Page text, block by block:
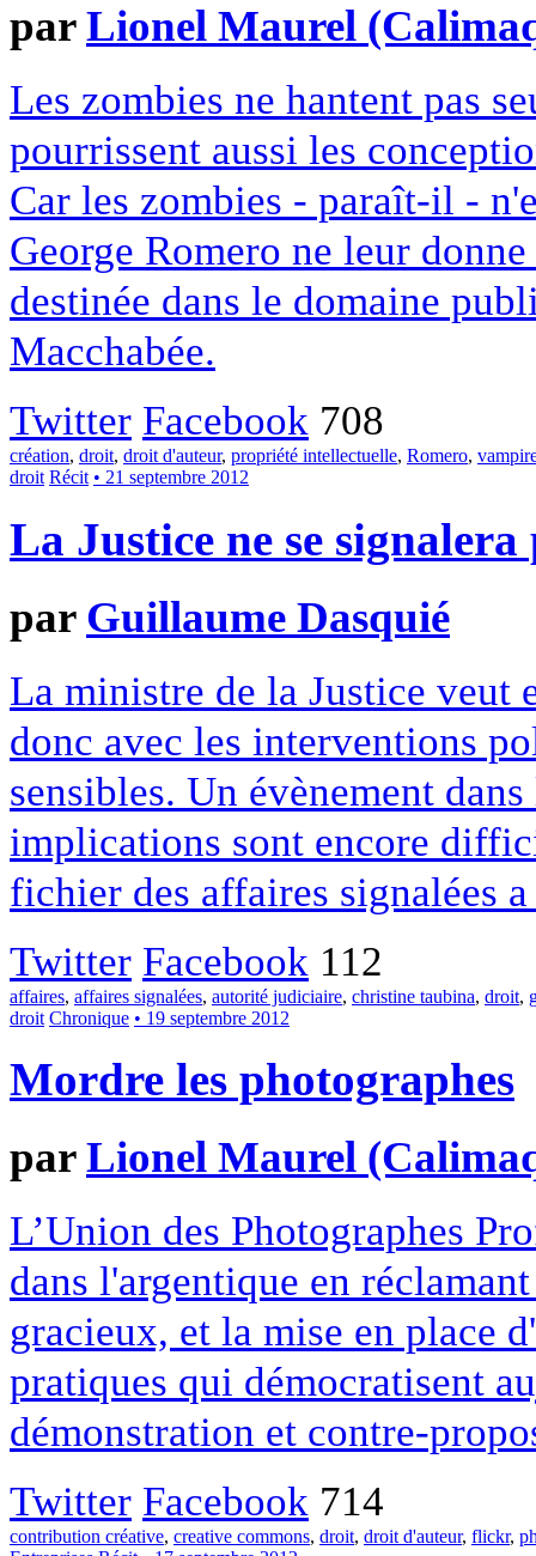
parLionel Maurel
Les zombies ne hantent pas
pourrissent aussi les
Car les zombies - paraît-il -
George Romero ne leur
destinée dans le domaine
Macchabée.
Twitter Facebook 708
création, droit, droit d'auteur, propriété intellectuelle, Romero,
droit Récit • 21 septembre 2012
La Justice ne se signalera
par Guillaume Dasquié
La ministre de la Justice veut
donc avec les interventions
sensibles. Un évènement
implications sont encore
fichier des affaires signalées
Twitter Facebook 112
affaires, affaires signalées, autorité judiciaire, christine taubina, droit,
droit Chronique • 19 septembre 2012
Mordre les photographes
parLionel Maurel
L’Union des Photographes
dans l'argentique en
gracieux, et la mise en place
pratiques qui démocratisent
démonstration et contre-
Twitter Facebook 714
contribution créative, creative commons, droit, droit d'auteur, flickr,